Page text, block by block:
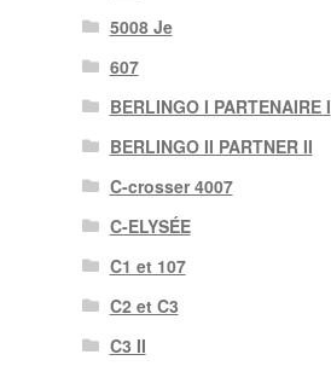
5008 Je
607
BERLINGO I PARTENAIRE I
BERLINGO II PARTNER II
C-crosser 4007
C-ELYSÉE
C1 et 107
C2 et C3
C3 II